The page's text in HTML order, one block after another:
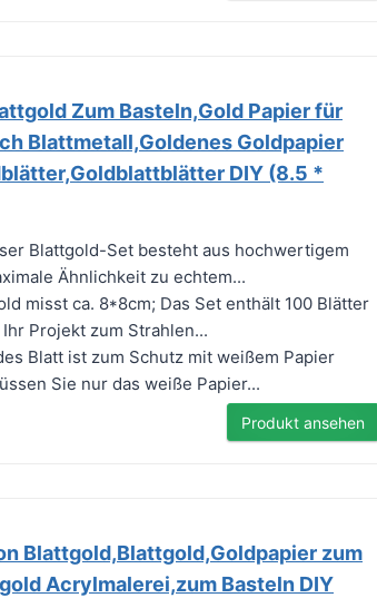
Zum Basteln,Gold Papier für
Blattmetall,Goldenes Goldpapier
DIY (8.5 *
Blattgold-Set besteht aus hochwertigem
Ähnlichkeit zu echtem...
misst ca. 8*8cm; Das Set enthält 100 Blätter
Projekt zum Strahlen...
Blatt ist zum Schutz mit weißem Papier
Sie nur das weiße Papier...
Produkt ansehen
Blattgold,Blattgold,Goldpapier zum
Acrylmalerei,zum Basteln DIY